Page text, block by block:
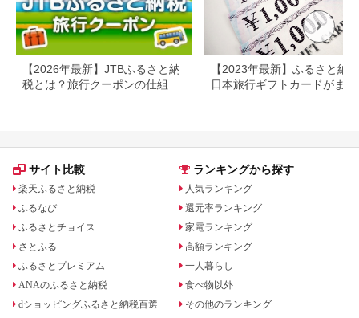
【2026年最新】JTBふるさと納
税とは？旅行クーポンの仕組
【2023年最新】ふるさと納
日本旅行ギフトカードがまだ
サイト比較
楽天ふるさと納税
ふるなび
ふるさとチョイス
さとふる
ふるさとプレミアム
ANAのふるさと納税
dショッピングふるさと納税百選
ランキングから探す
人気ランキング
還元率ランキング
家電ランキング
高額ランキング
一人暮らし
食べ物以外
その他のランキング